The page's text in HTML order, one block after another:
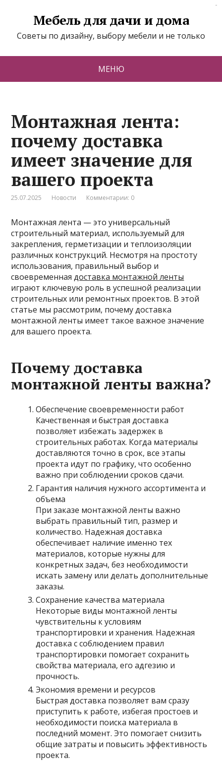
Мебель для дачи и дома
Советы по дизайну, выбору мебели и не только
МЕНЮ
Монтажная лента:
почему доставка
имеет значение для
вашего проекта
25.07.2025 Новости Комментарии: 0
Монтажная лента — это универсальный
строительный материал, используемый для
закрепления, герметизации и теплоизоляции
различных конструкций. Несмотря на простоту
использования, правильный выбор и
своевременнаядоставка монтажной ленты
играют ключевую роль в успешной реализации
строительных или ремонтных проектов. В этой
статье мы рассмотрим, почему доставка
монтажной ленты имеет такое важное значение
для вашего проекта.
Почему доставка
монтажной ленты важна?
Обеспечение своевременности работ
Качественная и быстрая доставка
позволяет избежать задержек в
строительных работах. Когда материалы
доставляются точно в срок, все этапы
проекта идут по графику, что особенно
важно при соблюдении сроков сдачи.
Гарантия наличия нужного ассортимента и
объема
При заказе монтажной ленты важно
выбрать правильный тип, размер и
количество. Надежная доставка
обеспечивает наличие именно тех
материалов, которые нужны для
конкретных задач, без необходимости
искать замену или делать дополнительные
заказы.
Сохранение качества материала
Некоторые виды монтажной ленты
чувствительны к условиям
транспортировки и хранения. Надежная
доставка с соблюдением правил
транспортировки помогает сохранить
свойства материала, его адгезию и
прочность.
Экономия времени и ресурсов
Быстрая доставка позволяет вам сразу
приступить к работе, избегая простоев и
необходимости поиска материала в
последний момент. Это помогает снизить
общие затраты и повысить эффективность
проекта.